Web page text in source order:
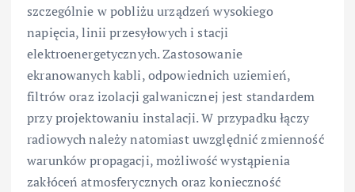
szczególnie w pobliżu urządzeń wysokiego
napięcia, linii przesyłowych i stacji
elektroenergetycznych. Zastosowanie
ekranowanych kabli, odpowiednich uziemień,
filtrów oraz izolacji galwanicznej jest standardem
przy projektowaniu instalacji. W przypadku łączy
radiowych należy natomiast uwzględnić zmienność
warunków propagacji, możliwość wystąpienia
zakłóceń atmosferycznych oraz konieczność